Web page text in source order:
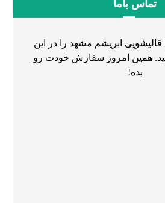
تماس باما
قالیشویی ابریشم مشهد را در این
همین امروز سفارش خودت رو
بده!